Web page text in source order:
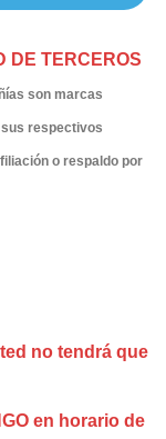
DE TERCEROS
son marcas
respectivos
o respaldo por
no tendrá que
en horario de